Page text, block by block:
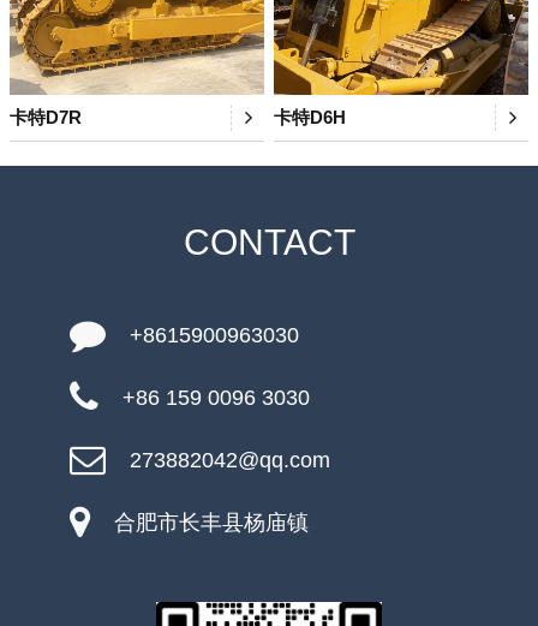
卡特D7R 卡特D6H
CONTACT
+8615900963030
+86 159 0096 3030
273882042@qq.com
合肥市长丰县杨庙镇